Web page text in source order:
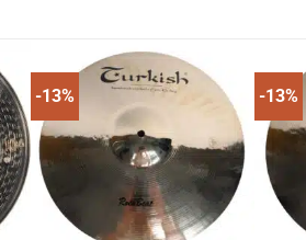
-13% -13%